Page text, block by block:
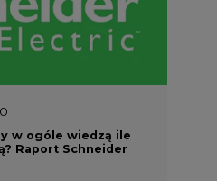
w ogóle wiedzą ile
Raport Schneider